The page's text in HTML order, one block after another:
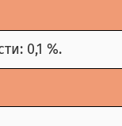
0,1 %.